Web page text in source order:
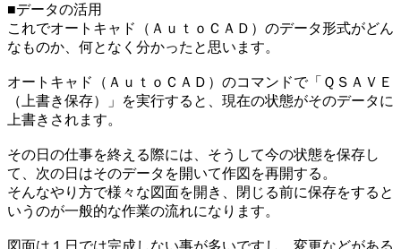
■データの活用
これでオートキャド（ＡｕｔｏＣＡＤ）のデータ形式がどん
なものか、何となく分かったと思います。
オートキャド（ＡｕｔｏＣＡＤ）のコマンドで「ＱＳＡＶＥ
（上書き保存）」を実行すると、現在の状態がそのデータに
上書きされます。
その日の仕事を終える際には、そうして今の状態を保存し
て、次の日はそのデータを開いて作図を再開する。
そんなやり方で様々な図面を開き、閉じる前に保存をすると
いうのが一般的な作業の流れになります。
図面は１日では完成しない事が多いですし、変更などがある